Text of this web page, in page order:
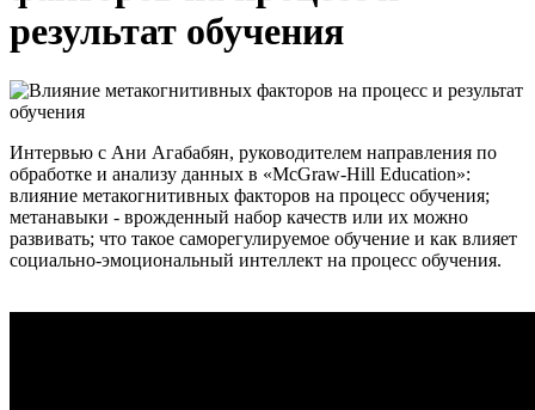
результат обучения
Интервью с Ани Агабабян, руководителем направления по
обработке и анализу данных в «McGraw-Hill Education»:
влияние метакогнитивных факторов на процесс обучения;
метанавыки - врожденный набор качеств или их можно
развивать; что такое саморегулируемое обучение и как влияет
социально-эмоциональный интеллект на процесс обучения.